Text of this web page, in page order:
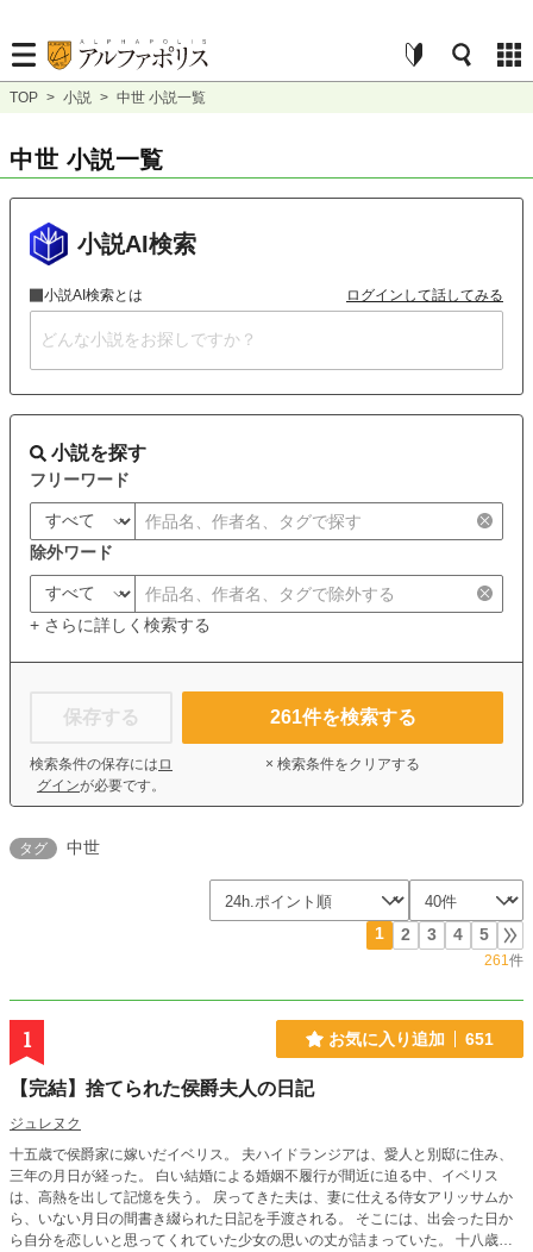
TOP > 小説 > 中世 小説一覧
中世 小説一覧
小説AI検索
小説AI検索とは ログインして話してみる
小説を探す
フリーワード
除外ワード
+ さらに詳しく検索する
保存する
検索条件の保存には ロ
グインが必要です。
261件を検索する
× 検索条件をクリアする
タグ 中世
1 2 3 4 5
261件
1 お気に入り追加 651
【完結】捨てられた侯爵夫人の日記
ジュレヌク
十五歳で侯爵家に嫁いだイベリス。 夫ハイドランジアは、愛人と別邸に住み、
三年の月日が経った。 白い結婚による婚姻不履行が間近に迫る中、イベリス
は、高熱を出して記憶を失う。 戻ってきた夫は、妻に仕える侍女アリッサムか
ら、いない月日の間書き綴られた日記を手渡される。 そこには、出会った日か
ら自分を恋しいと思ってくれていた少女の思いの丈が詰まっていた。 十八歳に